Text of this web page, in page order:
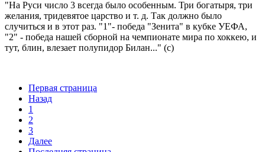
"На Руси число 3 всегда было особенным. Три богатыря, три
желания, тридевятое царство и т. д. Так должно было
случиться и в этот раз. "1"- победа "Зенита" в кубке УЕФА,
"2" - победа нашей сборной на чемпионате мира по хоккею, и
тут, блин, влезает полупидор Билан..." (с)
Первая страница
Назад
1
2
3
Далее